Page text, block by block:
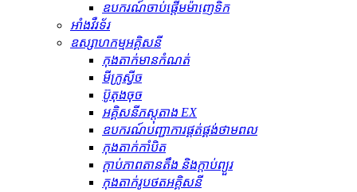
ឧបករណ៍ចាប់ផ្តើមម៉ាញេទិក
អាំងវឺរទ័រ
ឧស្សាហកម្មអគ្គិសនី
កុងតាក់មានកំណត់
មីក្រូស្វីច
ប៊ូតុងចុច
អគ្គិសនីភស្តុតាង EX
ឧបករណ៍បញ្ជាការផ្គត់ផ្គង់ថាមពល
កុងតាក់កាំបិត
ក្ដាប់ភាពតានតឹង និងក្ដាប់ព្យួរ
កុងតាក់រូបថតអគ្គិសនី